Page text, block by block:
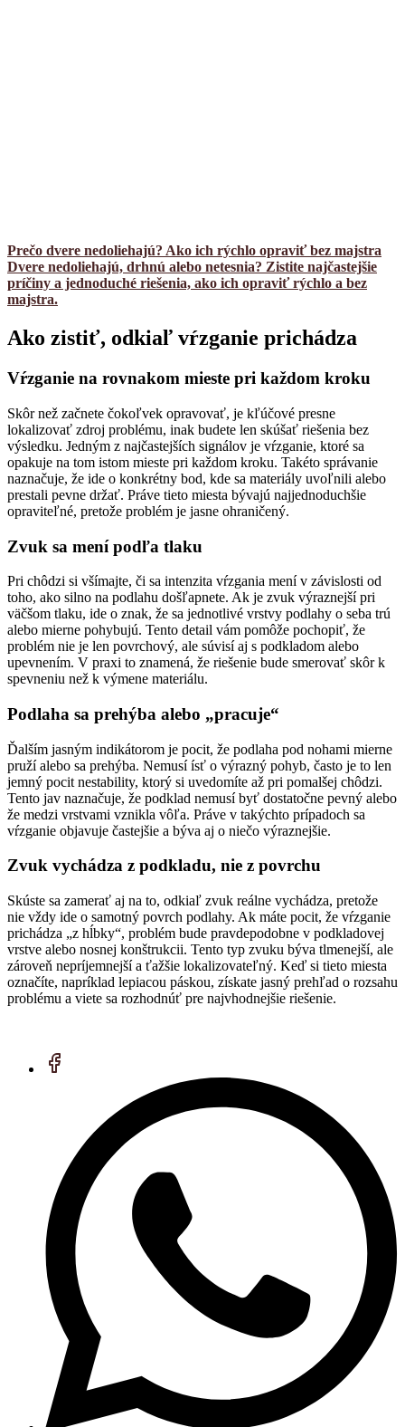
Prečo dvere nedoliehajú? Ako ich rýchlo opraviť bez majstra
Dvere nedoliehajú, drhnú alebo netesnia? Zistite najčastejšie
príčiny a jednoduché riešenia, ako ich opraviť rýchlo a bez
majstra.
Ako zistiť, odkiaľ vŕzganie prichádza
Vŕzganie na rovnakom mieste pri každom kroku
Skôr než začnete čokoľvek opravovať, je kľúčové presne
lokalizovať zdroj problému, inak budete len skúšať riešenia bez
výsledku. Jedným z najčastejších signálov je vŕzganie, ktoré sa
opakuje na tom istom mieste pri každom kroku. Takéto správanie
naznačuje, že ide o konkrétny bod, kde sa materiály uvoľnili alebo
prestali pevne držať. Práve tieto miesta bývajú najjednoduchšie
opraviteľné, pretože problém je jasne ohraničený.
Zvuk sa mení podľa tlaku
Pri chôdzi si všímajte, či sa intenzita vŕzgania mení v závislosti od
toho, ako silno na podlahu došľapnete. Ak je zvuk výraznejší pri
väčšom tlaku, ide o znak, že sa jednotlivé vrstvy podlahy o seba trú
alebo mierne pohybujú. Tento detail vám pomôže pochopiť, že
problém nie je len povrchový, ale súvisí aj s podkladom alebo
upevnením. V praxi to znamená, že riešenie bude smerovať skôr k
spevneniu než k výmene materiálu.
Podlaha sa prehýba alebo „pracuje“
Ďalším jasným indikátorom je pocit, že podlaha pod nohami mierne
pruží alebo sa prehýba. Nemusí ísť o výrazný pohyb, často je to len
jemný pocit nestability, ktorý si uvedomíte až pri pomalšej chôdzi.
Tento jav naznačuje, že podklad nemusí byť dostatočne pevný alebo
že medzi vrstvami vznikla vôľa. Práve v takýchto prípadoch sa
vŕzganie objavuje častejšie a býva aj o niečo výraznejšie.
Zvuk vychádza z podkladu, nie z povrchu
Skúste sa zamerať aj na to, odkiaľ zvuk reálne vychádza, pretože
nie vždy ide o samotný povrch podlahy. Ak máte pocit, že vŕzganie
prichádza „z hĺbky“, problém bude pravdepodobne v podkladovej
vrstve alebo nosnej konštrukcii. Tento typ zvuku býva tlmenejší, ale
zároveň nepríjemnejší a ťažšie lokalizovateľný. Keď si tieto miesta
označíte, napríklad lepiacou páskou, získate jasný prehľad o rozsahu
problému a viete sa rozhodnúť pre najvhodnejšie riešenie.